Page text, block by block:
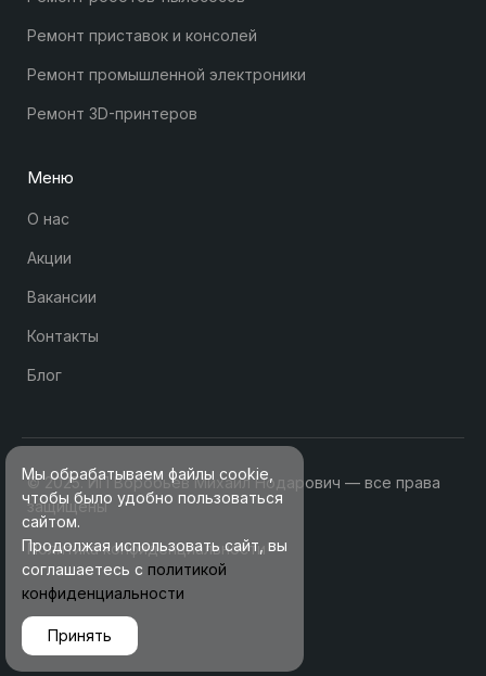
Ремонт приставок и консолей
Ремонт промышленной электроники
Ремонт 3D-принтеров
Меню
О нас
Акции
Вакансии
Контакты
Блог
© 2025. ИП Воробьев Михаил Нодарович — все права
защищены
Политика конфиденциальности
Мы обрабатываем файлы cookie,
чтобы было удобно пользоваться
сайтом.
Продолжая использовать сайт, вы
соглашаетесь с политикой
конфиденциальности
Принять